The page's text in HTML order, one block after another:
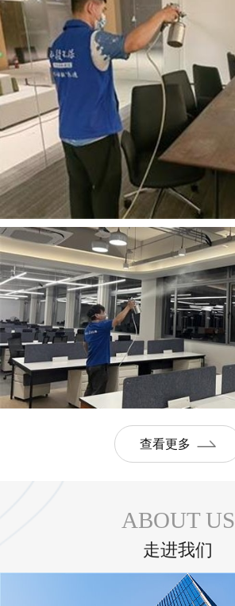
查看更多
ABOUT US
走进我们